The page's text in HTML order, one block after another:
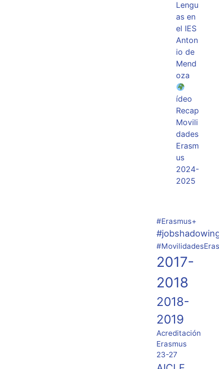
Lengu
as en
el IES
Anton
io de
Mend
oza
ídeo
Recap
Movili
dades
Erasm
us
2024-
2025
#Erasmus+
2017-
2018
2018-
2019
Acreditación
Erasmus
23-27